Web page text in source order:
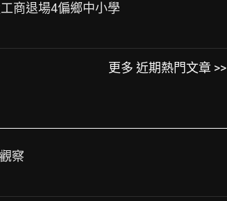
商退場4偏鄉中小學
更多 近期熱門文章 >>
察